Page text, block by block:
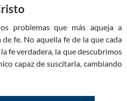
problemas que más aqueja a
fe. No aquella fe de la que cada
fe verdadera, la que descubrimos
capaz de suscitarla, cambiando